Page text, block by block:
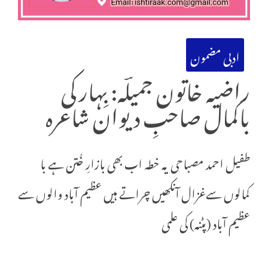
ادبی مضمون
راضیہ خاتون جمیلؔہ: بِہار کی
باکمال صاحبِ دیوان شاعرہ
طفیل احمد مصباحی یہ خطہ اب بھی بازارِ خُتن ہے با
کمالوں سےغزال آنکھیں چراتے ہیں عظیم آباد والوں سے
عظیم آباد (پٹنہ) کی علمی